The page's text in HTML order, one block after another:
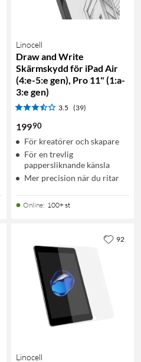
Linocell
Draw and Write
Skärmskydd för iPad Air
(4:e-5:e gen), Pro 11" (1:a-
3:e gen)
3.5 (39)
19990
För kreatörer och skapare
För en trevlig
pappersliknande känsla
Mer precision när du ritar
Online: 100+ st
Linocell
92